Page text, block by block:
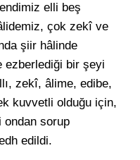
elli beş
çok zekî ve
şiir hâlinde
ezberlediği bir şeyi
zekî, âlime, edibe,
kuvvetli olduğu için,
ondan sorup
edildi.